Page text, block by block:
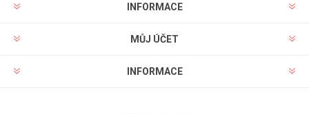
INFORMACE
MŮJ ÚČET
INFORMACE